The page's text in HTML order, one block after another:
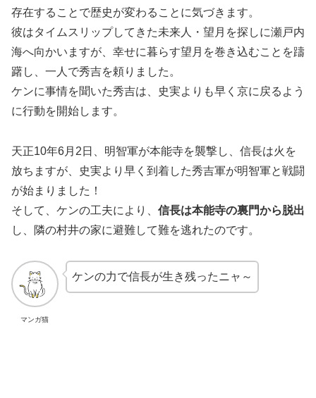
存在することで歴史が変わることに気づきます。
彼はタイムスリップしてきた未来人・望月を探しに瀬戸内
海へ向かいますが、幸せに暮らす望月を巻き込むことを躊
躇し、一人で秀吉を頼りました。
ケンに事情を聞いた秀吉は、史実よりも早く京に戻るよう
に行動を開始します。
天正10年6月2日、明智軍が本能寺を襲撃し、信長は火を
放ちますが、史実より早く到着した秀吉軍が明智軍と戦闘
が始まりました！
そして、ケンの工夫により、 信長は本能寺の裏門から脱出
し、隣の村井の家に避難して難を逃れたのです。
マンガ猫
ケンの力で信長が生き残ったニャ～